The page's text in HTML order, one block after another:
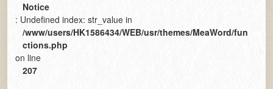
Notice
: Undefined index: str_value in
/www/users/HK1586434/WEB/usr/themes/MeaWord/fun
ctions.php
on line
207